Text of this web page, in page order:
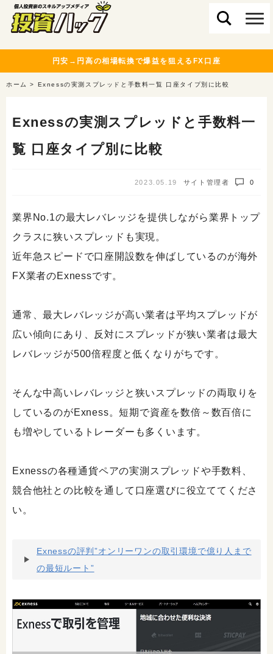
円安→円高の相場転換で爆益を狙えるFX口座
ホーム > Exnessの実測スプレッドと手数料一覧 口座タイプ別に比較
Exnessの実測スプレッドと手数料一
覧 口座タイプ別に比較
2023.05.19 サイト管理者 0
業界No.1の最大レバレッジを提供しながら業界トップ
クラスに狭いスプレッドも実現。
近年急スピードで口座開設数を伸ばしているのが海外
FX業者のExnessです。
通常、最大レバレッジが高い業者は平均スプレッドが
広い傾向にあり、反対にスプレッドが狭い業者は最大
レバレッジが500倍程度と低くなりがちです。
そんな中高いレバレッジと狭いスプレッドの両取りを
しているのがExness。短期で資産を数倍～数百倍に
も増やしているトレーダーも多くいます。
Exnessの各種通貨ペアの実測スプレッドや手数料、
競合他社との比較を通して口座選びに役立ててくださ
い。
Exnessの評判”オンリーワンの取引環境で億り人まで
の最短ルート”